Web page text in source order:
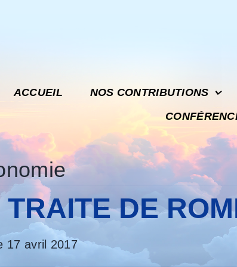
ACCUEIL NOS CONTRIBUTIONS
DE
17 avril 2017